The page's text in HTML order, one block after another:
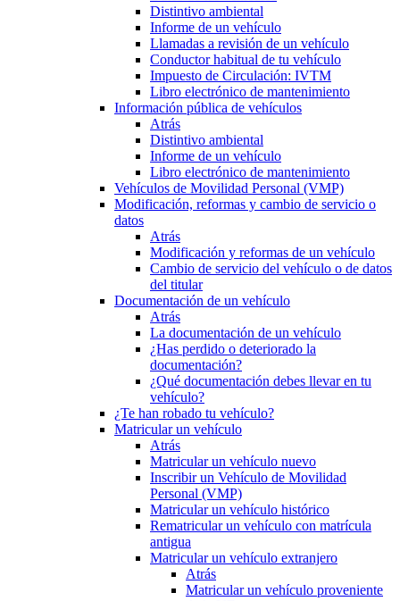
Distintivo ambiental
Informe de un vehículo
Llamadas a revisión de un vehículo
Conductor habitual de tu vehículo
Impuesto de Circulación: IVTM
Libro electrónico de mantenimiento
Información pública de vehículos
Atrás
Distintivo ambiental
Informe de un vehículo
Libro electrónico de mantenimiento
Vehículos de Movilidad Personal (VMP)
Modificación, reformas y cambio de servicio o
datos
Atrás
Modificación y reformas de un vehículo
Cambio de servicio del vehículo o de datos
del titular
Documentación de un vehículo
Atrás
La documentación de un vehículo
¿Has perdido o deteriorado la
documentación?
¿Qué documentación debes llevar en tu
vehículo?
¿Te han robado tu vehículo?
Matricular un vehículo
Atrás
Matricular un vehículo nuevo
Inscribir un Vehículo de Movilidad
Personal (VMP)
Matricular un vehículo histórico
Rematricular un vehículo con matrícula
antigua
Matricular un vehículo extranjero
Atrás
Matricular un vehículo proveniente